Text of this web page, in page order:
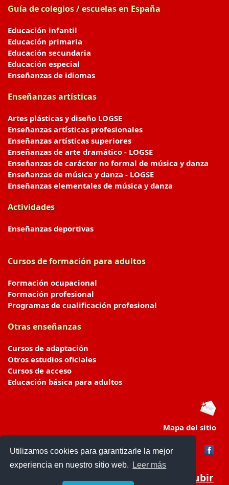
Utilizamos cookies para garantizarle la mejor
experiencia en nuestro sitio web.
Leer más
Guía de colegios / escuelas en España
Educación infantil
Educación primaria
Educación secundaria
Educación especial
Enseñanzas de idiomas
Enseñanzas artísticas
Artes plásticas y diseño LOGSE
Enseñanzas artísticas profesionales
Enseñanzas artísticas superiores
Enseñanzas de arte dramático - LOGSE
Enseñanzas de carácter no formal de música y danza
Enseñanzas de música y danza - LOGSE
Enseñanzas elementales de música y danza
Actividades
Enseñanzas deportivas
Cursos de formación para adultos
Formación ocupacional
Formación profesional
Programas de cualificación profesional
Otras enseñanzas
Cursos de adaptación
Otros estudios oficiales
Cursos de acceso
Educación básica para adultos
Mapa del sitio
Subir